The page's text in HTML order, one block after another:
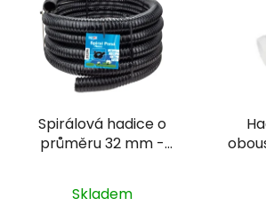
Spirálová hadice o
průměru 32 mm -
Skladem